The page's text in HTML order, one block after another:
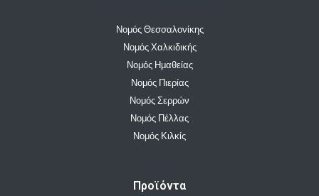
Νομός Θεσσαλονίκης
Νομός Χαλκιδικής
Νομός Ημαθείας
Νομός Πιερίας
Νομός Σερρών
Νομός Πέλλας
Νομός Κιλκίς
Προϊόντα